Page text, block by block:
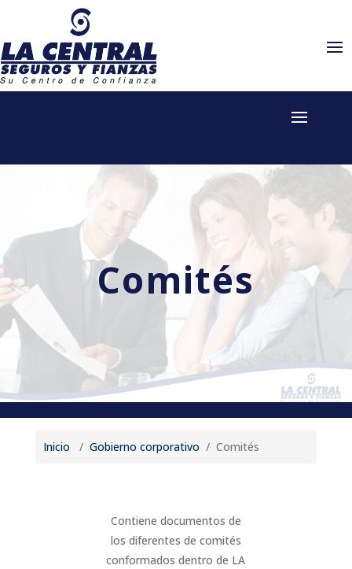
Comités
Inicio / Gobierno corporativo / Comités
Contiene documentos de
los diferentes de comités
conformados dentro de LA